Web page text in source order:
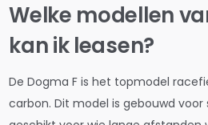
Welke modellen
kan ik leasen?
De Dogma F is het topmodel
carbon. Dit model is gebouwd voor